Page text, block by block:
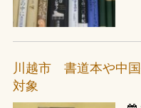
の
大
本
川越市 書道本や中
対象